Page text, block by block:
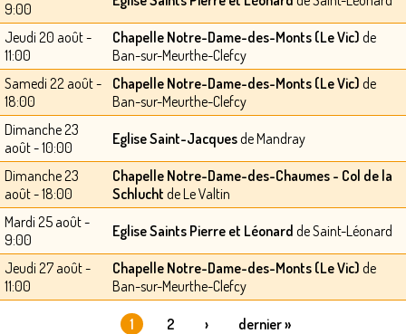
9:00
Jeudi 20 août -
11:00
Chapelle Notre-Dame-des-Monts (Le Vic) de
Ban-sur-Meurthe-Clefcy
Samedi 22 août -
18:00
Chapelle Notre-Dame-des-Monts (Le Vic) de
Ban-sur-Meurthe-Clefcy
Dimanche 23
août - 10:00
Eglise Saint-Jacquesde Mandray
Dimanche 23
août - 18:00
Chapelle Notre-Dame-des-Chaumes - Col de la
Schlucht de Le Valtin
Mardi 25 août -
9:00
Eglise Saints Pierre et Léonard de Saint-Léonard
Jeudi 27 août -
11:00
Chapelle Notre-Dame-des-Monts (Le Vic) de
Ban-sur-Meurthe-Clefcy
1 2 › dernier »